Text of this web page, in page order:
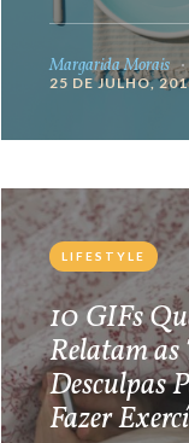
Margarida Morais
25 DE JULHO,
LIFESTYLE
10 GIFs
Relatam as
Desculpas
Fazer